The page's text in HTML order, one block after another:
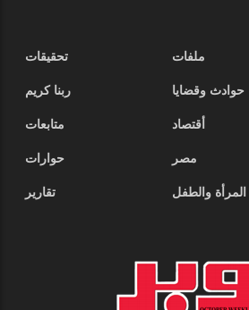
ملفات
تحقيقات
حوادث وقضايا
ربنا كريم
أقتصاد
متابعات
مصر
حوارات
المرأة والطفل
تقارير